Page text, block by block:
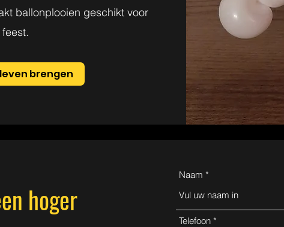
ballonplooien geschikt voor
brengen
hoger
Naam
Telefoon